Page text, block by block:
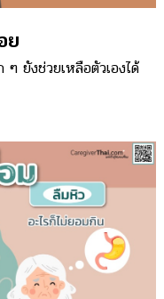
ย
ยังช่วยเหลือตัวเองได้